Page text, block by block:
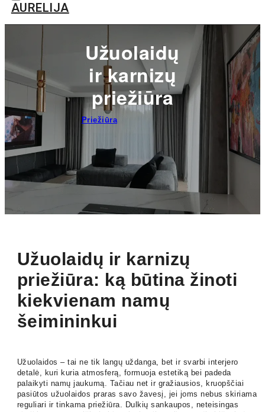
AURELIJA
Užuolaidų
ir karnizų
priežiūra
Priežiūra
Užuolaidų ir karnizų
priežiūra: ką būtina žinoti
kiekvienam namų
šeimininkui
Užuolaidos – tai ne tik langų uždanga, bet ir svarbi interjero
detalė, kuri kuria atmosferą, formuoja estetiką bei padeda
palaikyti namų jaukumą. Tačiau net ir gražiausios, kruopščiai
pasiūtos užuolaidos praras savo žavesį, jei joms nebus skiriama
reguliari ir tinkama priežiūra. Dulkių sankaupos, neteisingas